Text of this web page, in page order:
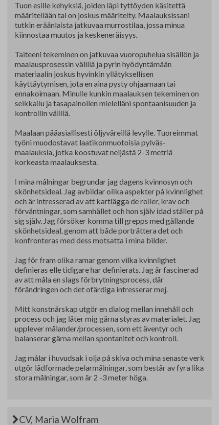
Tuon esille kehyksiä, joiden läpi tyttöyden käsitettä
määritellään tai on joskus määritelty. Maalauksissani
tutkin eräänlaista jatkuvaa murrostilaa, jossa minua
kiinnostaa muutos ja keskeneräisyys.
Taiteeni tekeminen on jatkuvaa vuoropuhelua sisällön ja
maalausprosessin välillä ja pyrin hyödyntämään
materiaalin joskus hyvinkin yllätyksellisen
käyttäytymisen, jota en aina pysty ohjaamaan tai
ennakoimaan. Minulle kunkin maalauksen tekeminen on
seikkailu ja tasapainoilen mielelläni spontaanisuuden ja
kontrollin välillä.
Maalaan pääasiallisesti öljyväreillä levylle. Tuoreimmat
työni muodostavat laatikonmuotoisia pylväs-
maalauksia, jotka koostuvat neljästä 2-3 metriä
korkeasta maalauksesta.
I mina målningar begrundar jag dagens kvinnosyn och
skönhetsideal. Jag avbildar olika aspekter på kvinnlighet
och är intresserad av att kartlägga de roller, krav och
förväntningar, som samhället och hon själv idad ställer på
sig själv. Jag försöker komma till grepps med gällande
skönhetsideal, genom att både porträttera det och
konfronteras med dess motsatta i mina bilder.
Jag för fram olika ramar genom vilka kvinnlighet
definieras elle tidigare har definierats. Jag är fascinerad
av att måla en slags förbrytningsprocess, där
förändringen och det ofärdiga intresserar mej.
Mitt konstnärskap utgör en dialog mellan innehåll och
process och jag låter mig gärna styras av materialet. Jag
upplever målander/processen, som ett äventyr och
balanserar gärna mellan spontanitet och kontroll.
Jag målar i huvudsak i olja på skiva och mina senaste verk
utgör lådformade pelarmålningar, som består av fyra lika
stora målningar, som är 2 -3 meter höga.
CV, Maria Wolfram